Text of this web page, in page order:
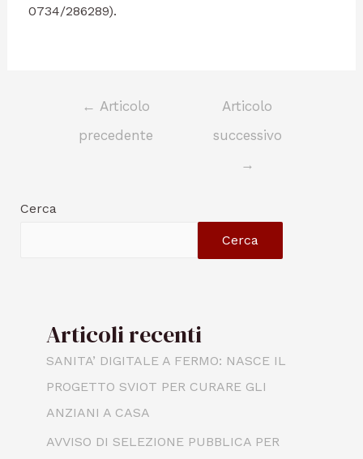
0734/286289).
← Articolo
precedente
Articolo
successivo
→
Cerca
Cerca
Articoli recenti
SANITA’ DIGITALE A FERMO: NASCE IL
PROGETTO SVIOT PER CURARE GLI
ANZIANI A CASA
AVVISO DI SELEZIONE PUBBLICA PER